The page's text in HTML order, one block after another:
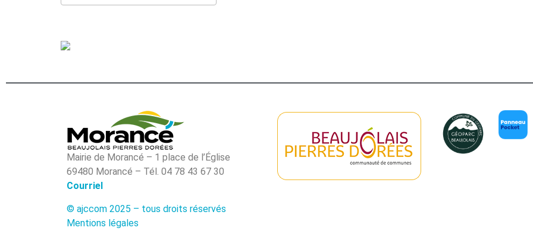
Mairie de Morancé – 1 place de l’Église
69480 Morancé – Tél. 04 78 43 67 30
Courriel
© ajccom 2025 – tous droits réservés
Mentions légales